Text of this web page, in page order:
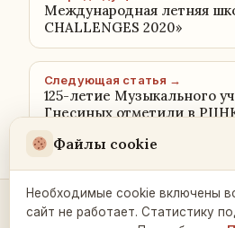
Международная летняя
CHALLENGES 2020»
Следующая статья →
125-летие Музыкального
Гнесиных отметили в
Контакты и
Файлы cookie
Необходимые cookie включены
сайт не работает. Статистику